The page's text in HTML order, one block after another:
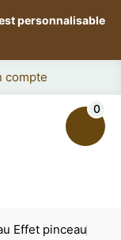
personnalisable
compte
0
Effet pinceau